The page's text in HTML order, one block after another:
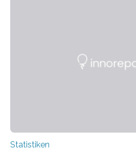
Statistiken